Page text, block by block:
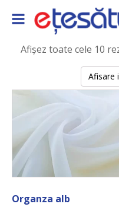
Afișez toate cele 10
Organza alb